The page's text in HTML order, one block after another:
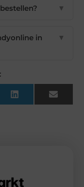
▼
in
▼
LinkedIn Email